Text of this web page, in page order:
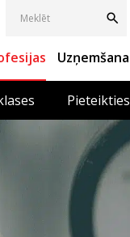
Uzņemšana
Pieteikties